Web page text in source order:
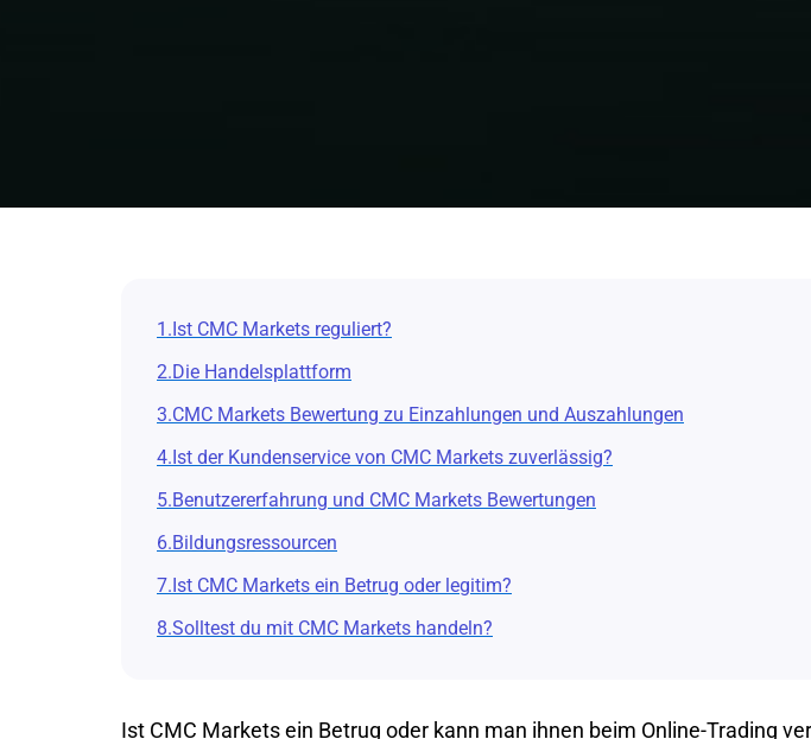
1.Ist CMC Markets reguliert?
2.Die Handelsplattform
3.CMC Markets Bewertung zu Einzahlungen und Auszahlungen
4.Ist der Kundenservice von CMC Markets zuverlässig?
5.Benutzererfahrung und CMC Markets Bewertungen
6.Bildungsressourcen
7.Ist CMC Markets ein Betrug oder legitim?
8.Solltest du mit CMC Markets handeln?
Ist CMC Markets ein Betrug oder kann man ihnen beim Online-Trading